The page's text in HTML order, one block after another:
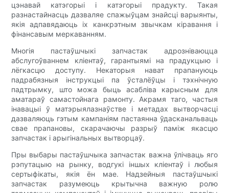
цэнавай катэгорыі і катэгорыі прадукту. Такая
разнастайнасць дазваляе спажыўцам знайсці варыянты,
якія адпавядаюць іх канкрэтным звычкам кіравання і
фінансавым меркаванням.
Многія пастаўшчыкі запчастак адрозніваюцца
абслугоўваннем кліентаў, гарантыямі на прадукцыю і
лёгкасцю доступу. Некаторыя нават прапануюць
падрабязныя інструкцыі па ўсталёўцы і тэхнічную
падтрымку, што можа быць асабліва карысным для
аматараў самастойнага рамонту. Акрамя таго, частыя
інавацыі ў матэрыялазнаўстве і метадах вытворчасці
дазваляюць гэтым кампаніям пастаянна ўдасканальваць
свае прапановы, скарачаючы разрыў паміж якасцю
запчастак і арыгінальных вытворцаў.
Пры выбары пастаўшчыка запчастак важна ўлічваць яго
рэпутацыю на рынку, водгукі іншых кліентаў і любыя
сертыфікаты, якія ён мае. Надзейныя пастаўшчыкі
запчастак разумеюць крытычна важную ролю